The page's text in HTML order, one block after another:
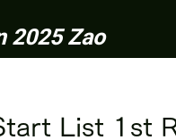
2025 Zao
List 1st